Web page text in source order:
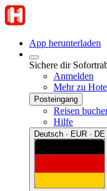
App herunterladen
Sichere dir
Anmelden
Mehr zu
Posteingang
Reisen
Hilfe
Deutsch · EUR · DE